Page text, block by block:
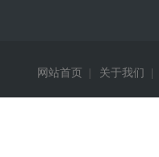
网站首页 关于我们